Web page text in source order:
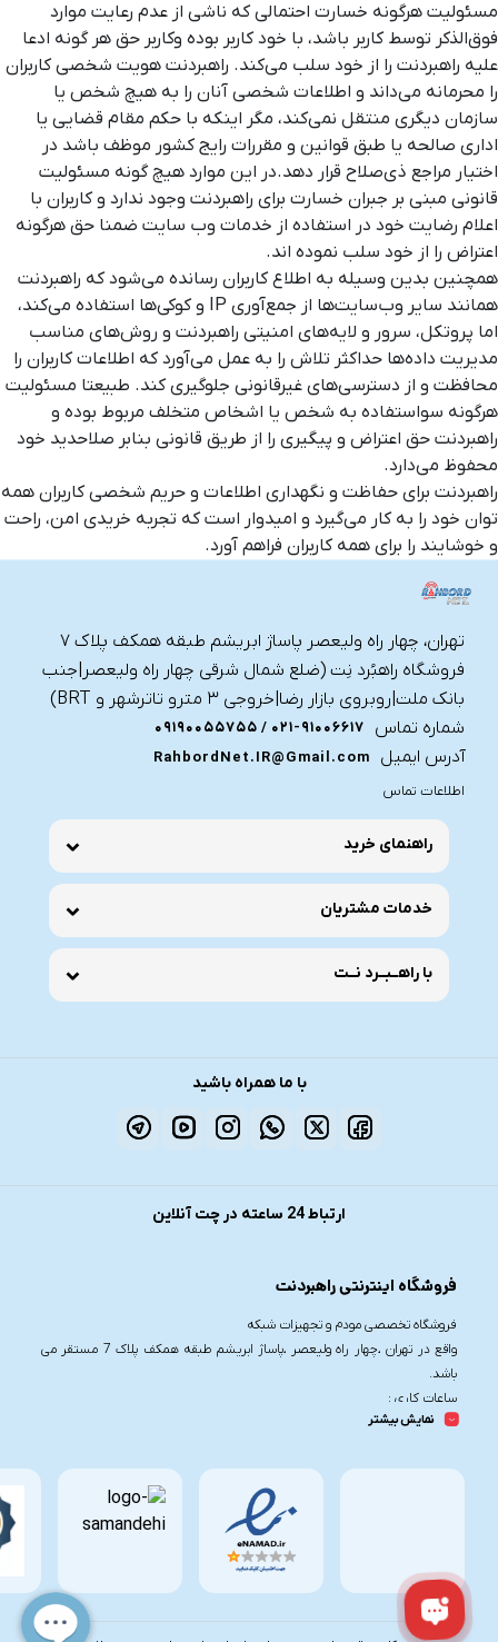
مسئولیت هرگونه خسارت احتمالی که ناشی از عدم رعایت موارد
فوق‌الذکر توسط کاربر باشد، با خود کاربر بوده وکاربر حق هر گونه ادعا
علیه راهبردنت را از خود سلب می‌کند. راهبردنت هویت شخصی کاربران
را محرمانه می‌داند و اطلاعات شخصی آنان را به هیچ شخص یا
سازمان دیگری منتقل نمی‌کند، مگر اینکه با حکم مقام قضایی یا
اداری صالحه یا طبق قوانین و مقررات رایج کشور موظف باشد در
اختیار مراجع ذی‌صلاح قرار دهد.در این موارد هیچ گونه مسئولیت
قانونی مبنی بر جبران خسارت برای راهبردنت وجود ندارد و کاربران با
اعلام رضایت خود در استفاده از خدمات وب سایت ضمنا حق هرگونه
اعتراض را از خود سلب نموده اند.
همچنین بدین وسیله به اطلاع کاربران رسانده می‌شود که راهبردنت
همانند سایر وب‌سایت‌ها از جمع‌آوری IP و کوکی‌ها استفاده می‌کند،
اما پروتکل، سرور و لایه‌های امنیتی راهبردنت و روش‌های مناسب
مدیریت داده‌ها حداکثر تلاش را به عمل می‌آورد که اطلاعات کاربران را
محافظت و از دسترسی‌های غیرقانونی جلوگیری کند. طبیعتا مسئولیت
هرگونه سواستفاده به شخص یا اشخاص متخلف مربوط بوده و
راهبردنت حق اعتراض و پیگیری را از طریق قانونی بنابر صلاحدید خود
محفوظ می‌دارد.
راهبردنت برای حفاظت و نگهداری اطلاعات و حریم شخصی کاربران همه
توان خود را به کار می‌گیرد و امیدوار است که تجربه خریدی امن، راحت
و خوشایند را برای همه کاربران فراهم آورد.
تهران، چهار راه ولیعصر پاساژ ابریشم طبقه همکف پلاک ۷
فروشگاه راهبُرد نِت (ضلع شمال شرقی چهار راه ولیعصر|جنب
بانک ملت|روبروی بازار رضا|خروجی ۳ مترو تاترشهر و BRT)‎‎
شماره تماس
021-91006617 / 09190055755
آدرس ایمیل
RahbordNet.IR@Gmail.com
اطلاعات تماس
راهنمای خرید
خدمات مشتریان
با راهــبــرد نــت
با ما همراه باشید
ارتباط 24 ساعته در چت آنلاین
فروشگاه اینترنتی راهبردنت
فروشگاه تخصصی مودم و تجهیزات شبکه
واقع در تهران ،چهار راه ولیعصر ،پاساژ ابریشم طبقه همکف پلاک 7 مستقر می
باشد.
ساعات کاری :
شنبه تا چهارشنبه از ساعت 9.30 تا 20
تلفن تماس :
نمایش بیشتر